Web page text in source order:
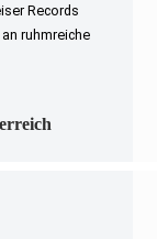
Records
ruhmreiche